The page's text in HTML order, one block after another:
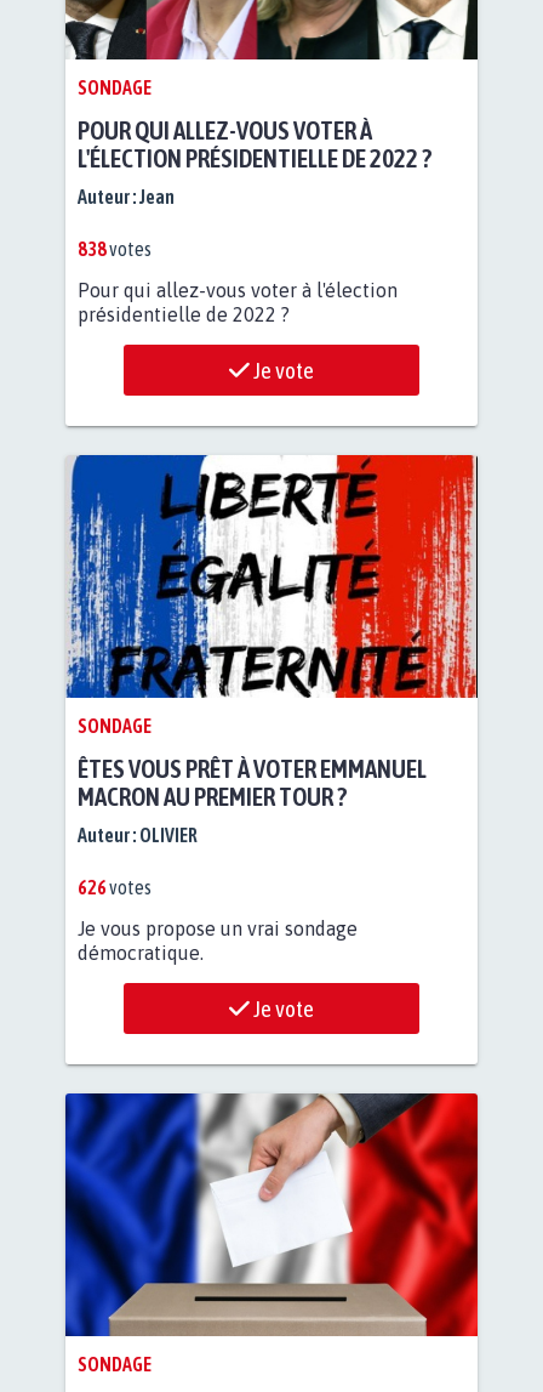
SONDAGE
POUR QUI ALLEZ-VOUS VOTER À
L'ÉLECTION PRÉSIDENTIELLE DE 2022 ?
Auteur :Jean
838votes
Pour qui allez-vous voter à l'élection
présidentielle de 2022 ?
Je vote
SONDAGE
ÊTES VOUS PRÊT À VOTER EMMANUEL
MACRON AU PREMIER TOUR ?
Auteur : OLIVIER
626votes
Je vous propose un vrai sondage
démocratique.
Je vote
SONDAGE